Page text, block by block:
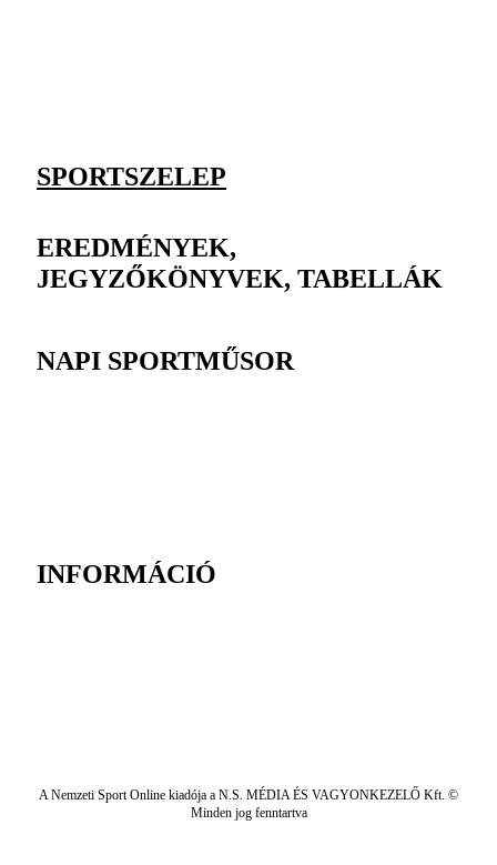
SPORTSZELEP
EREDMÉNYEK,
JEGYZŐKÖNYVEK, TABELLÁK
NAPI SPORTMŰSOR
INFORMÁCIÓ
A Nemzeti Sport Online kiadója a N.S. MÉDIA ÉS VAGYONKEZELŐ Kft. ©
Minden jog fenntartva